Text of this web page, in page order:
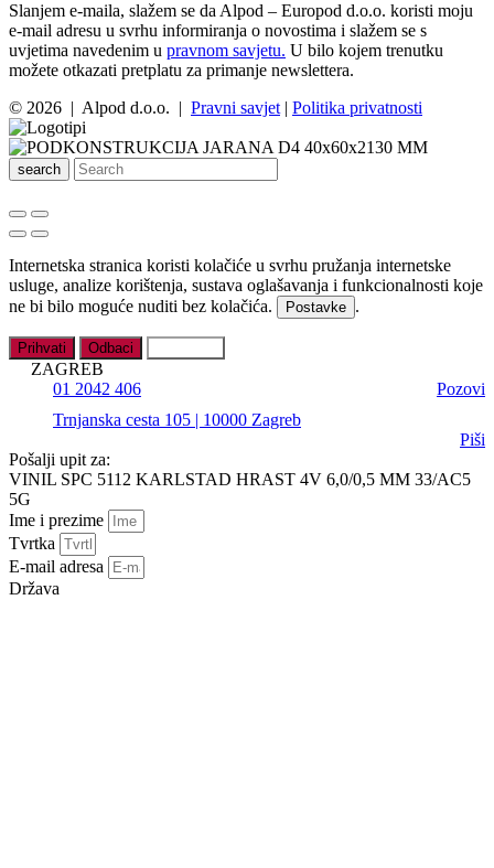
Slanjem e-maila, slažem se da Alpod – Europod d.o.o. koristi moju
e-mail adresu u svrhu informiranja o novostima i slažem se s
uvjetima navedenim u pravnom savjetu. U bilo kojem trenutku
možete otkazati pretplatu za primanje newslettera.
© 2026 | Alpod d.o.o. | Pravni savjet | Politika privatnosti
search
Internetska stranica koristi kolačiće u svrhu pružanja internetske
usluge, analize korištenja, sustava oglašavanja i funkcionalnosti koje
ne bi bilo moguće nuditi bez kolačića.
Postavke .
Prihvati Odbaci
ZAGREB
01 2042 406
Pozovi
Trnjanska cesta 105 | 10000 Zagreb
Piši
Pošalji upit za:
VINIL SPC 5112 KARLSTAD HRAST 4V 6,0/0,5 MM 33/AC5
5G
Ime i prezime
Tvrtka
E-mail adresa
Država